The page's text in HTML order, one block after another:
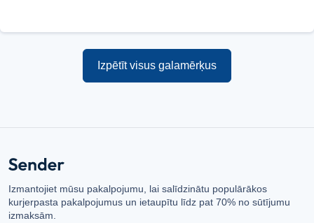
Izpētīt visus galamērķus
Izmantojiet mūsu pakalpojumu, lai salīdzinātu populārākos
kurjerpasta pakalpojumus un ietaupītu līdz pat 70% no sūtījumu
izmaksām.